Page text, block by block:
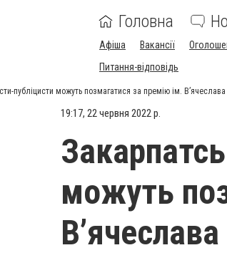
Головна
Афіша Вакансії
Питання-відповідь
публіцисти можуть позмагатися за премію ім.
19:17, 22 червня 2022 р.
можуть